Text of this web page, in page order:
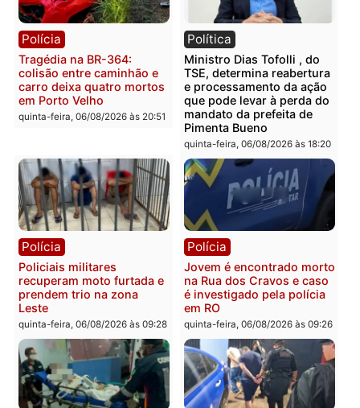
Polícia
Homem é encontrado
morto em residência no
bairro Colina Park em RO
sexta-feira, 07/08/2026 às 09:30
Polícia
Polícia Militar apreende
explosivos e
durante patrulhamento
fluvial no Rio Madeira em
Porto Velho
sexta-feira, 07/08/2026 às
Polícia
Tragédia na BR-364:
colisão entre caminhão e
carro deixa quatro mortos
em Porto Velho
quinta-feira, 06/08/2026 às 20:51
Política
Ministro Dias Tofolli , do
TSE, determina
e processamento da
que pode levar à perda
mandato da prefeita de
Pimenta Bueno
quinta-feira, 06/08/2026 às